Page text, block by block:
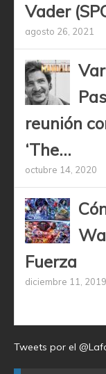
Vader
agosto 26, 2021
reunión
‘The...
octubre 14, 2020
Fuerza
diciembre 11, 2019
Tweets por el